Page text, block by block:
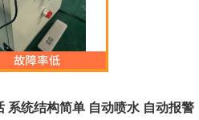
系统结构简单 自动喷水 自动报警